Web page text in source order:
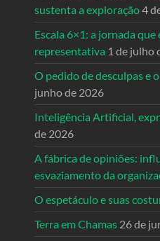
sustenta a exploração4
Escala 6×1: a jornada
representativa 1 de julho
O pedido de desculpas e
junho de 2026
Inteligência Artificial,
de 2026
A fábrica de opiniões:
esvaziamento da
O espetáculo e suas
Terra em Chamas 26 de